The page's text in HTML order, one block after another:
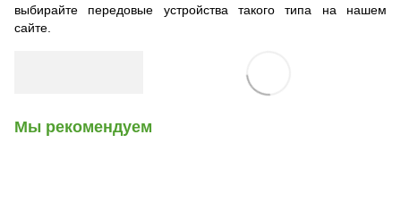
выбирайте передовые устройства такого типа на нашем
сайте.
Мы рекомендуем